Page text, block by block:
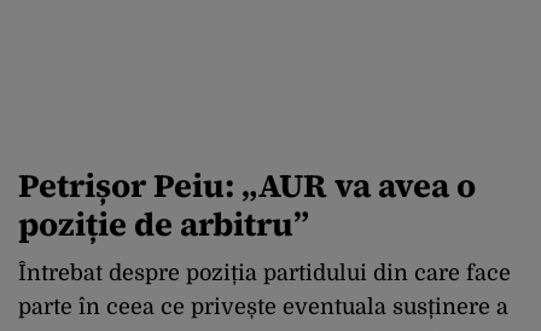
Petrișor Peiu: „AUR va avea o
poziție de arbitru”
Întrebat despre poziția partidului din care face
parte în ceea ce privește eventuala susținere a